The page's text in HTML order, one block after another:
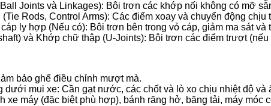
Joints và Linkages): Bôi trơn các khớp nối không có mỡ
Rods, Control Arms): Các điểm xoay và chuyển động chịu
ly hợp (Nếu có): Bôi trơn bên trong vỏ cáp, giảm ma sát và
và Khớp chữ thập (U-Joints): Bôi trơn các điểm trượt (nếu
bảo ghế điều chỉnh mượt mà.
dưới mui xe: Cần gạt nước, các chốt và lò xo chịu nhiệt độ và
xe máy (đặc biệt phù hợp), bánh răng hở, băng tải, máy móc